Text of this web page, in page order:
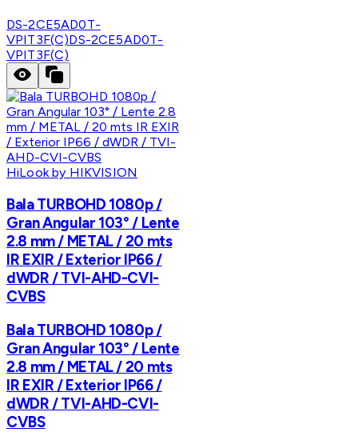
DS-2CE5AD0T-
VPIT3F(C)DS-2CE5AD0T-
VPIT3F(C)
HiLook by HIKVISION
Bala TURBOHD 1080p /
Gran Angular 103° / Lente
2.8 mm / METAL / 20 mts
IR EXIR / Exterior IP66 /
dWDR / TVI-AHD-CVI-
CVBS
Bala TURBOHD 1080p /
Gran Angular 103° / Lente
2.8 mm / METAL / 20 mts
IR EXIR / Exterior IP66 /
dWDR / TVI-AHD-CVI-
CVBS